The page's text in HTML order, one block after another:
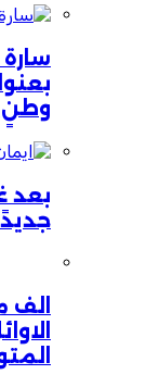
وطنٍ
بعد